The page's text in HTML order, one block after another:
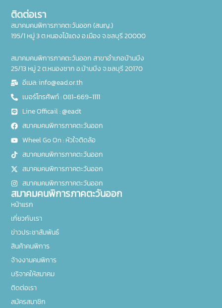
ติดต่อเรา
สมาคมคนพิการภาคตะวันออก (สนญ.)
195/1 หมู่ 3 ต.หนองไม้แดง อ.เมือง จ.ชลบุรี 20000
สมาคมคนพิการภาคตะวันออก สาขาอำเภอบ้านบึง
25/13 หมู่ 2 ต.หนองชาก อ.บ้านบึง จ.ชลบุรี 20170
อีเมล: info@ead.or.th
เบอร์โทรศัพท์ : 081-669-1111
Line Officail : @eadt
สมาคมคนพิการภาคตะวันออก
Wheel Go On : หัวใจติดล้อ
สมาคมคนพิการภาคตะวันออก
สมาคมคนพิการภาคตะวันออก
สมาคมคนพิการภาคตะวันออก
สมาคมคนพิการภาคตะวันออก
หน้าแรก
เกี่ยวกับเรา
ข่าวประชาสัมพันธ์
สินค้าคนพิการ
จ้างงานคนพิการ
บริจาคให้สมาคม
ติดต่อเรา
สมัครสมาชิก